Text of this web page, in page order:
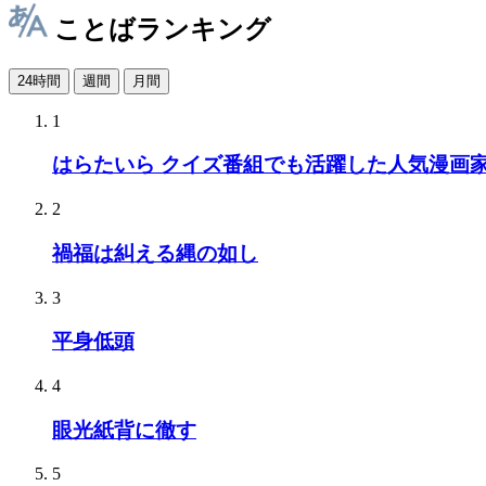
ことばランキング
24時間 週間 月間
1
はらたいら クイズ番組でも活躍した人気漫画
2
禍福は糾える縄の如し
3
平身低頭
4
眼光紙背に徹す
5